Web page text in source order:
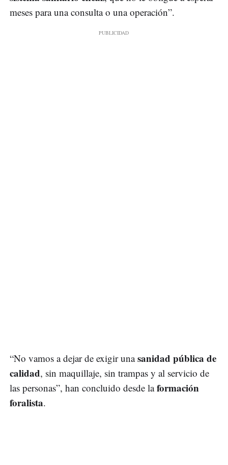
meses para una consulta o una operación”.
“No vamos a dejar de exigir unasanidad pública de
calidad, sin maquillaje, sin trampas y al servicio de
las personas”, han concluido desde laformación
foralista.